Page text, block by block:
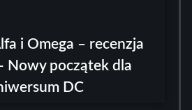
i Omega – recenzja
Nowy początek dla
DC